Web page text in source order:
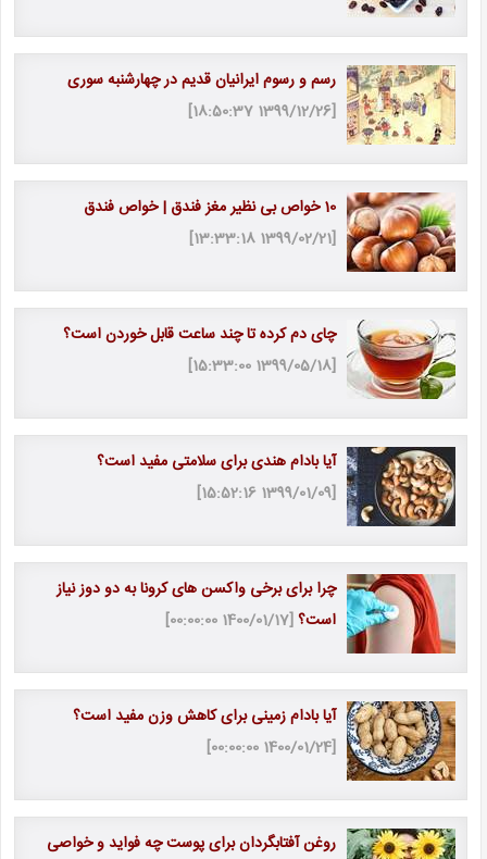
رسم و رسوم ایرانیان قدیم در چهارشنبه سوری
[1399/12/26 18:50:37]
10 خواص بی نظیر مغز فندق | خواص فندق
[1399/02/21 13:33:18]
چای دم کرده تا چند ساعت قابل خوردن است؟
[1399/05/18 15:33:00]
آیا بادام هندی برای سلامتی مفید است؟
[1399/01/09 15:52:16]
چرا برای برخی واکسن های کرونا به دو دوز نیاز
است؟[1400/01/17 00:00:00]
آیا بادام زمینی برای کاهش وزن مفید است؟
[1400/01/24 00:00:00]
روغن آفتابگردان برای پوست چه فواید و خواصی